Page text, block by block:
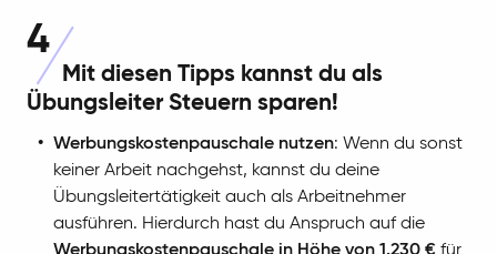
4
Mit diesen Tipps kannst du als
Übungsleiter Steuern sparen!
Werbungskostenpauschale nutzen: Wenn du sonst
keiner Arbeit nachgehst, kannst du deine
Übungsleitertätigkeit auch als Arbeitnehmer
ausführen. Hierdurch hast du Anspruch auf die